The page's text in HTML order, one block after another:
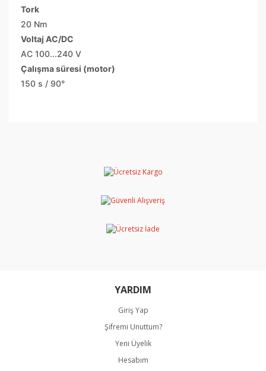
Tork
20 Nm
Voltaj AC/DC
AC 100...240 V
Çalışma süresi (motor)
150 s / 90°
Yorum Yaz
Ürün açıklamasında eksik bilgiler bulunuyor.
Gönder
YARDIM
Giriş Yap
Şifremi Unuttum?
Yeni Üyelik
Hesabım